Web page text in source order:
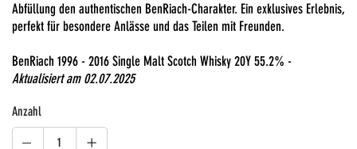
Abfüllung den authentischen BenRiach-Charakter. Ein exklusives Erlebnis,
perfekt für besondere Anlässe und das Teilen mit Freunden.
BenRiach 1996 - 2016 Single Malt Scotch Whisky 20Y 55.2% -
Aktualisiert am 02.07.2025
Anzahl